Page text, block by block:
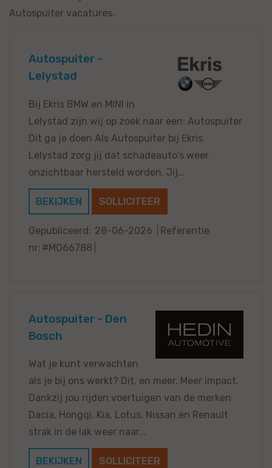
Autospuiter vacatures.
Autospuiter -
Lelystad
Bij Ekris BMW en MINI in
Lelystad zijn wij op zoek naar een: Autospuiter
Dit ga je doen Als Autospuiter bij Ekris
Lelystad zorg jij dat schadeauto's weer
onzichtbaar hersteld worden. Jij...
BEKIJKEN SOLLICITEER
Gepubliceerd: 28-06-2026
Referentie
nr: #MO66788
Autospuiter - Den
Bosch
Wat je kunt verwachten
als je bij ons werkt? Dit, en meer. Meer impact.
Dankzij jou rijden voertuigen van de merken
Dacia, Hongqi, Kia, Lotus, Nissan en Renault
strak in de lak weer naar...
BEKIJKEN SOLLICITEER